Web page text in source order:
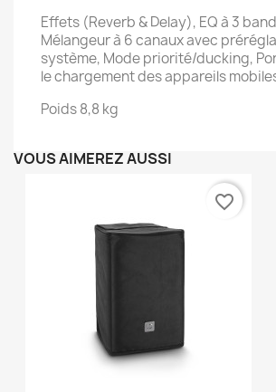
Effets (Reverb & Delay), EQ à 3
Mélangeur à 6 canaux avec
système, Mode priorité/ducking,
le chargement des appareils
Poids 8,8 kg
VOUS AIMEREZ AUSSI
favorite_border